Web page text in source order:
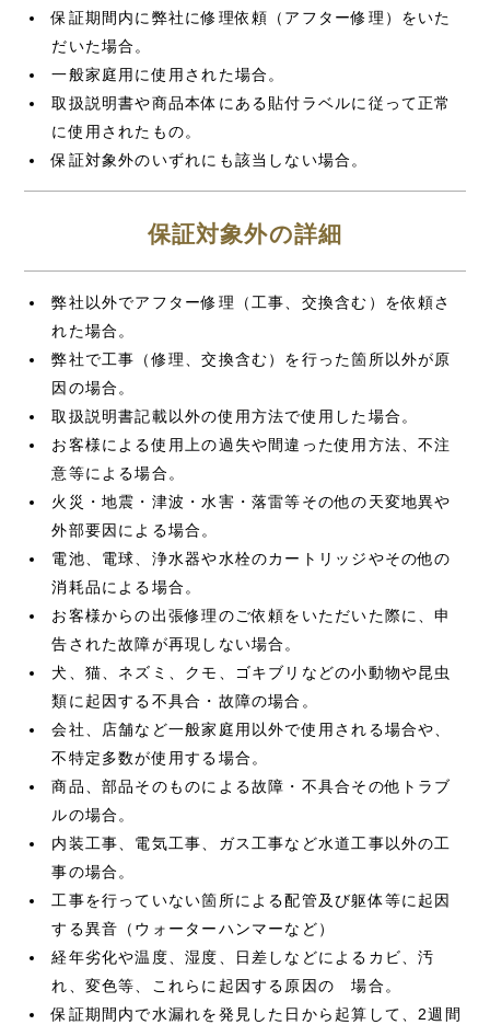
保証期間内に弊社に修理依頼（アフター修理）をいた
だいた場合。
一般家庭用に使用された場合。
取扱説明書や商品本体にある貼付ラベルに従って正常
に使用されたもの。
保証対象外のいずれにも該当しない場合。
保証対象外の詳細
弊社以外でアフター修理（工事、交換含む）を依頼さ
れた場合。
弊社で工事（修理、交換含む）を行った箇所以外が原
因の場合。
取扱説明書記載以外の使用方法で使用した場合。
お客様による使用上の過失や間違った使用方法、不注
意等による場合。
火災・地震・津波・水害・落雷等その他の天変地異や
外部要因による場合。
電池、電球、浄水器や水栓のカートリッジやその他の
消耗品による場合。
お客様からの出張修理のご依頼をいただいた際に、申
告された故障が再現しない場合。
犬、猫、ネズミ、クモ、ゴキブリなどの小動物や昆虫
類に起因する不具合・故障の場合。
会社、店舗など一般家庭用以外で使用される場合や、
不特定多数が使用する場合。
商品、部品そのものによる故障・不具合その他トラブ
ルの場合。
内装工事、電気工事、ガス工事など水道工事以外の工
事の場合。
工事を行っていない箇所による配管及び躯体等に起因
する異音（ウォーターハンマーなど）
経年劣化や温度、湿度、日差しなどによるカビ、汚
れ、変色等、これらに起因する原因の 場合。
保証期間内で水漏れを発見した日から起算して、2週間